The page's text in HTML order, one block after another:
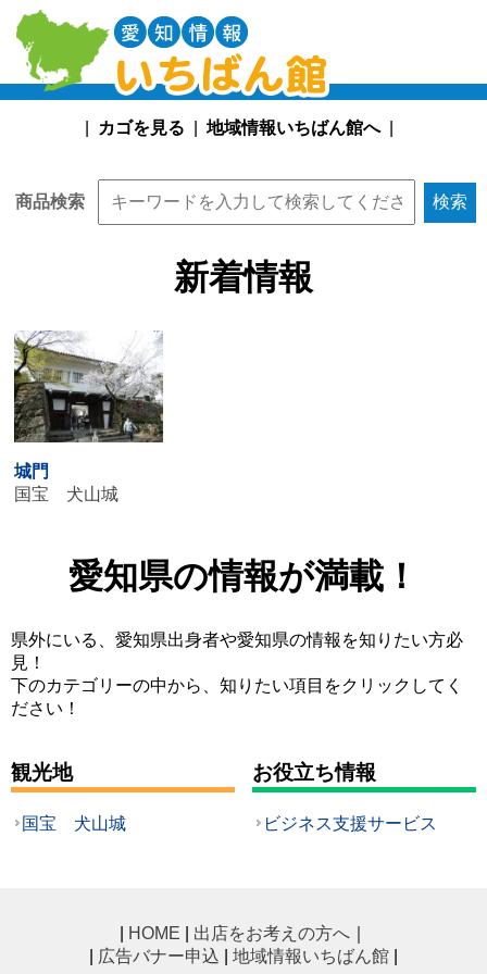
カゴを見る 地域情報いちばん館へ
商品検索 検索
新着情報
城門
国宝 犬山城
愛知県の情報が満載！
県外にいる、愛知県出身者や愛知県の情報を知りたい方必
見！
下のカテゴリーの中から、知りたい項目をクリックしてく
ださい！
観光地
国宝 犬山城
お役立ち情報
ビジネス支援サービス
HOME 出店をお考えの方へ
広告バナー申込 地域情報いちばん館